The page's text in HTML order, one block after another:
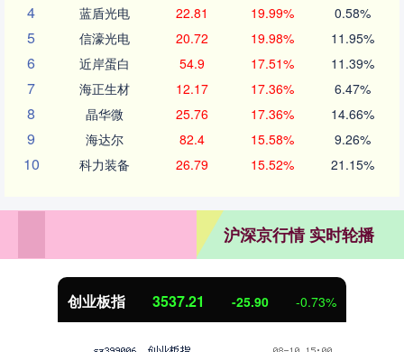
4 蓝盾光电 22.81 19.99% 0.58%
5 信濠光电 20.72 19.98% 11.95%
6 近岸蛋白 54.9 17.51% 11.39%
7 海正生材 12.17 17.36% 6.47%
8 晶华微 25.76 17.36% 14.66%
9 海达尔 82.4 15.58% 9.26%
10 科力装备 26.79 15.52% 21.15%
沪深京行情 实时轮播
创业板指 3537.21 -25.90 -0.73%